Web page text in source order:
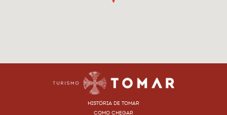
HISTÓRIA DE TOMAR
COMO CHEGAR